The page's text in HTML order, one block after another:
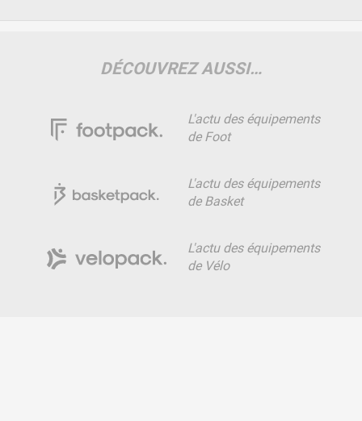
DÉCOUVREZ AUSSI…
L'actu des équipements
de Foot
L'actu des équipements
de Basket
L'actu des équipements
de Vélo